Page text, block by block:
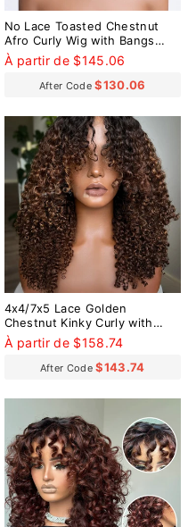
No Lace Toasted Chestnut
Afro Curly Wig with Bangs
Pre-Everything Wear Go
Glueless Wig
À partir de $145.06
After Code$130.06
4x4/7x5 Lace Golden
Chestnut Kinky Curly with
Bangs Pre-Everything Wear
Go Glueless Wig
À partir de $158.74
After Code$143.74